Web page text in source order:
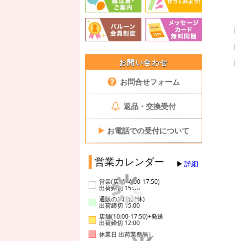
お問い合わせ
お問合せフォーム
返品・交換受付
▶ お電話での受付について
営業カレンダー 詳細
営業(店舗14:00-17:50)
出荷締切 15:00
通販のみ(店舗休)
出荷締切 15:00
店舗(10:00-17:50)+発送
出荷締切 12:00
休業日 出荷業務無し